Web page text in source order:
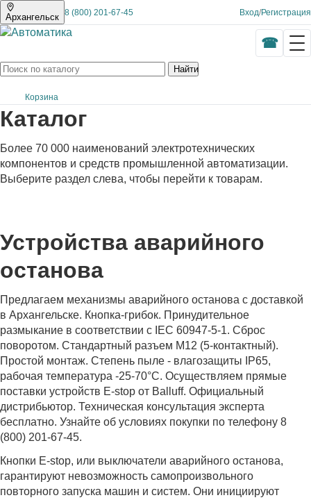
Архангельск 8 (800) 201-67-45 Вход/Регистрация
Найти
Корзина
Каталог
Более 70 000 наименований электротехнических
компонентов и средств промышленной автоматизации.
Выберите раздел слева, чтобы перейти к товарам.
Устройства аварийного
останова
Предлагаем механизмы аварийного останова с доставкой
в Архангельске. Кнопка-грибок. Принудительное
размыкание в соответствии с IEC 60947-5-1. Сброс
поворотом. Стандартный разъем M12 (5-контактный).
Простой монтаж. Степень пыле - влагозащиты IP65,
рабочая температура -25-70°C. Осуществляем прямые
поставки устройств E-stop от Balluff. Официальный
дистрибьютор. Техническая консультация эксперта
бесплатно. Узнайте об условиях покупки по телефону 8
(800) 201-67-45.
Кнопки E-stop, или выключатели аварийного останова,
гарантируют невозможность самопроизвольного
повторного запуска машин и систем. Они инициируют